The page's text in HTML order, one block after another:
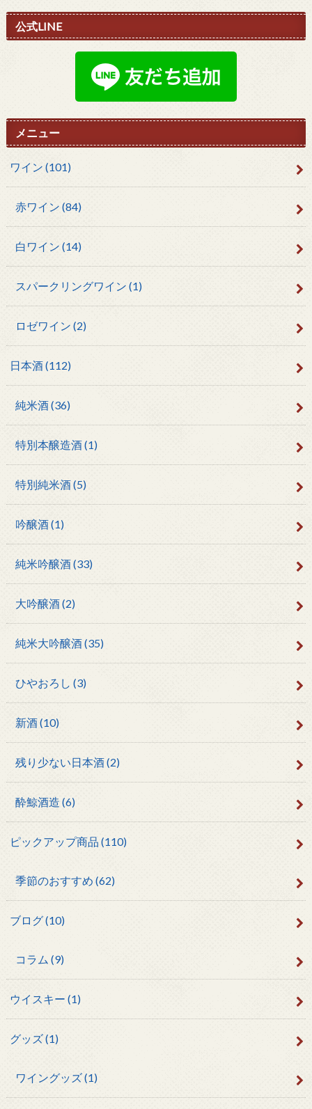
公式LINE
メニュー
ワイン (101)
赤ワイン (84)
白ワイン (14)
スパークリングワイン (1)
ロゼワイン (2)
日本酒(112)
純米酒(36)
特別本醸造酒(1)
特別純米酒(5)
吟醸酒(1)
純米吟醸酒(33)
大吟醸酒(2)
純米大吟醸酒(35)
ひやおろし (3)
新酒(10)
残り少ない日本酒(2)
酔鯨酒造 (6)
ピックアップ商品 (110)
季節のおすすめ (62)
ブログ(10)
コラム (9)
ウイスキー (1)
グッズ(1)
ワイングッズ(1)